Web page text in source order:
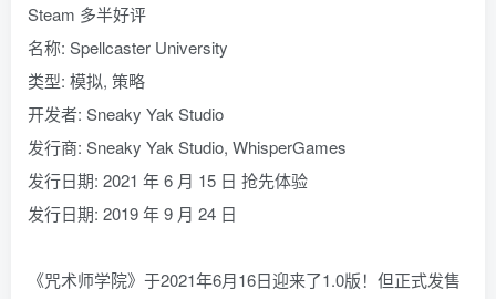
Steam 多半好评
名称: Spellcaster University
类型: 模拟, 策略
开发者: Sneaky Yak Studio
发行商: Sneaky Yak Studio, WhisperGames
发行日期: 2021 年 6 月 15 日 抢先体验
发行日期: 2019 年 9 月 24 日
《咒术师学院》于2021年6月16日迎来了1.0版！但正式发售